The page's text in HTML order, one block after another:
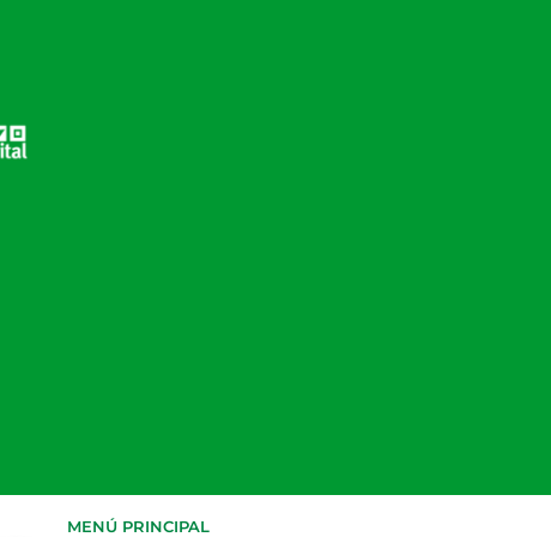
MENÚ PRINCIPAL